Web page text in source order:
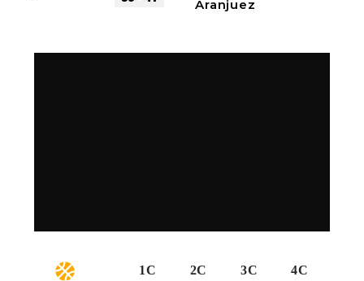
Aranjuez
1C 2C 3C
4C